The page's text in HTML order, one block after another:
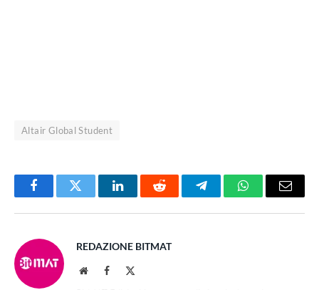
Altair Global Student
FacebookTwitter LinkedInReddit TelegramWhatsAppEmail
REDAZIONE BITMAT
WebsiteFacebook